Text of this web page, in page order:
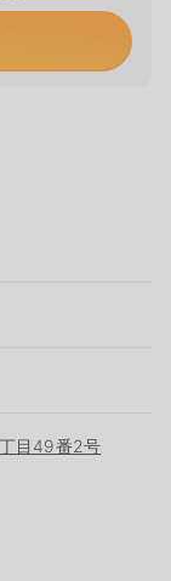
目49番2号